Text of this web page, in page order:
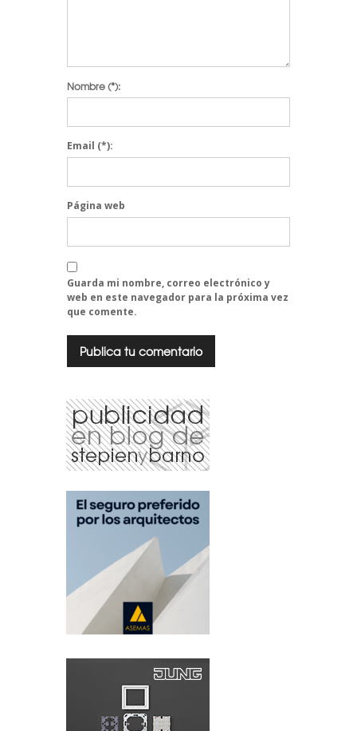
Nombre(*):
Email (*):
Página web
Guarda mi nombre, correo electrónico y
web en este navegador para la próxima vez
que comente.